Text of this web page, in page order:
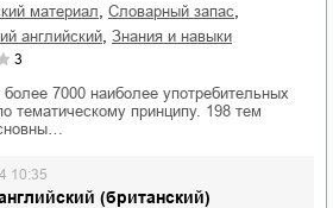
материал словарный запас
английский знания и навыки
3
7000 наиболее употребительных
тематическому принципу. 198 тем
(британский)
10:35